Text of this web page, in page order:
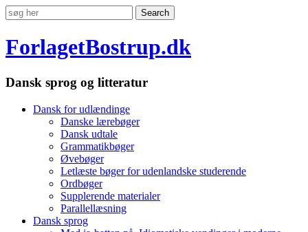
ForlagetBostrup.dk
Dansk sprog og litteratur
Dansk for udlændinge
Danske lærebøger
Dansk udtale
Grammatikbøger
Øvebøger
Letlæste bøger for udenlandske studerende
Ordbøger
Supplerende materialer
Parallellæsning
Dansk sprog